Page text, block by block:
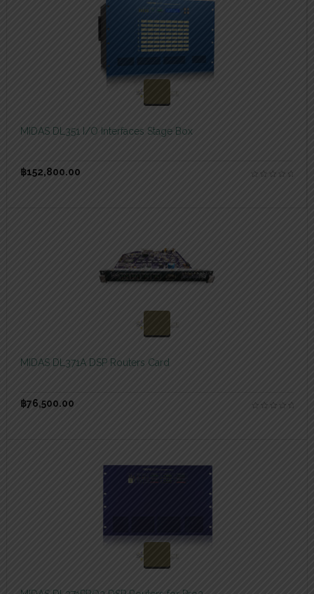
สอบถามและสั่งซื้อสินค้า
MIDAS DL351 I/O Interfaces Stage Box
฿152,800.00
MIDAS DL371A DSP Routers Card
฿76,500.00